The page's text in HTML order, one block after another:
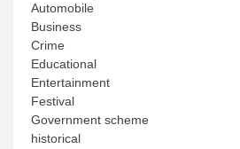
Automobile
Business
Crime
Educational
Entertainment
Festival
Government scheme
historical